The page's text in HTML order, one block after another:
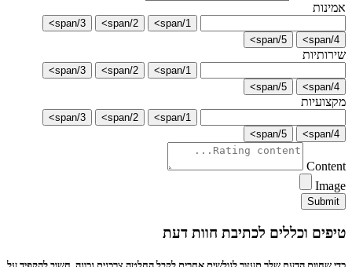
אמינות
1/span>
2/span>
3/span>
4/span>
5/span>
שירותיות
1/span>
2/span>
3/span>
4/span>
5/span>
מקצועיות
1/span>
2/span>
3/span>
4/span>
5/span>
Content
Image
Submit
טיפים וכללים לכתיבת חוות דעת